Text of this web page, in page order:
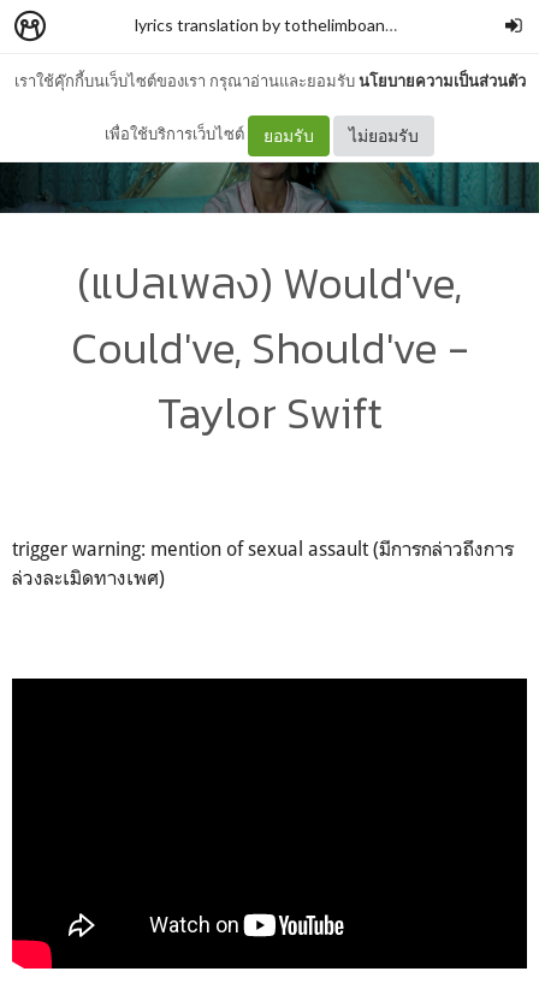
เราใช้คุ๊กกี้บนเว็บไซต์ของเรา กรุณาอ่านและยอมรับนโยบายความเป็นส่วนตัว
เพื่อใช้บริการเว็บไซต์ ยอมรับ ไม่ยอมรับ
lyrics translation by tothelimboandneverback
(แปลเพลง) Would've,
Could've, Should've -
Taylor Swift
trigger warning: mention of sexual assault (มีการกล่าวถึงการ
ล่วงละเมิดทางเพศ)